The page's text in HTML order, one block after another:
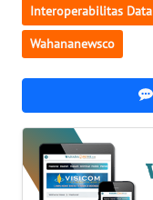
Interoperabilitas Data
Wahananewsco
WN
BABEL
SUMBAR
WN
SUMSEL